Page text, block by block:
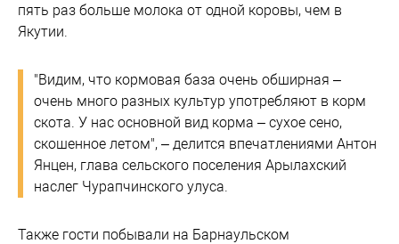
пять раз больше молока от одной коровы, чем в
Якутии.
"Видим, что кормовая база очень обширная –
очень много разных культур употребляют в корм
скота. У нас основной вид корма – сухое сено,
скошенное летом", – делится впечатлениями Антон
Янцен, глава сельского поселения Арылахский
наслег Чурапчинского улуса.
Также гости побывали на Барнаульском